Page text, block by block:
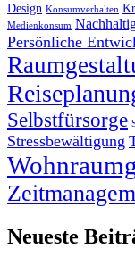
Design Konsumverhalten
Medienkonsum
Persönliche
Selbstfürsorge
Stressbewältigung
Neueste